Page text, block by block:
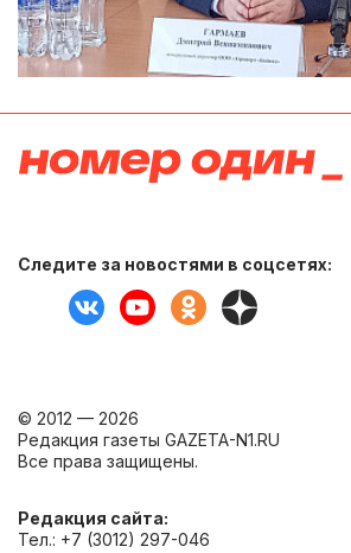
Следите за новостями в соцсетях:
© 2012 — 2026
Редакция газеты GAZETA-N1.RU
Все права защищены.
Редакция сайта:
Тел.: +7 (3012) 297-046